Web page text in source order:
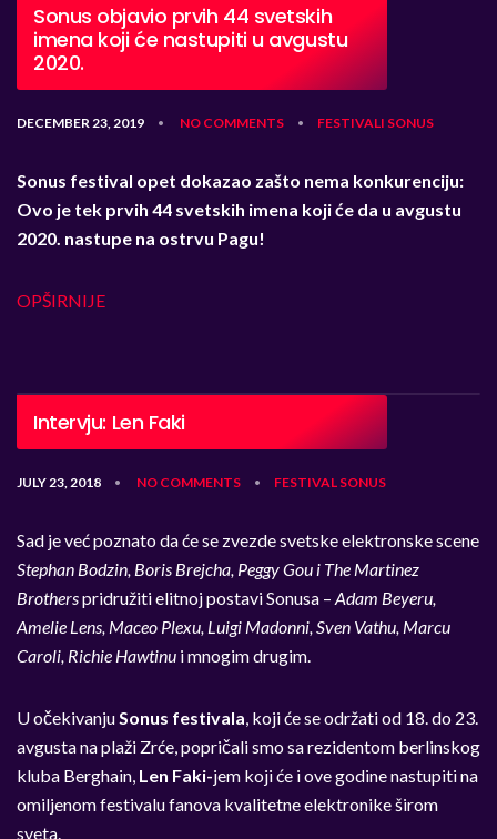
Sonus objavio prvih 44 svetskih
imena koji će nastupiti u avgustu
2020.
DECEMBER 23, 2019 • NO COMMENTS • FESTIVALI SONUS
Sonus festival opet dokazao zašto nema konkurenciju:
Ovo je tek prvih 44 svetskih imena koji će da u avgustu
2020. nastupe na ostrvu Pagu!
OPŠIRNIJE
Intervju: Len Faki
JULY 23, 2018 • NO COMMENTS • FESTIVAL SONUS
Sad je već poznato da će se zvezde svetske elektronske scene
Stephan Bodzin, Boris Brejcha, Peggy Gou i The Martinez
Brotherspridružiti elitnoj postavi Sonusa – Adam Beyeru,
Amelie Lens, Maceo Plexu, Luigi Madonni, Sven Vathu, Marcu
Caroli, Richie Hawtinu i mnogim drugim.
U očekivanju Sonus festivala , koji će se održati od 18. do 23.
avgusta na plaži Zrće, popričali smo sa rezidentom berlinskog
kluba Berghain, Len Faki-jem koji će i ove godine nastupiti na
omiljenom festivalu fanova kvalitetne elektronike širom
sveta.